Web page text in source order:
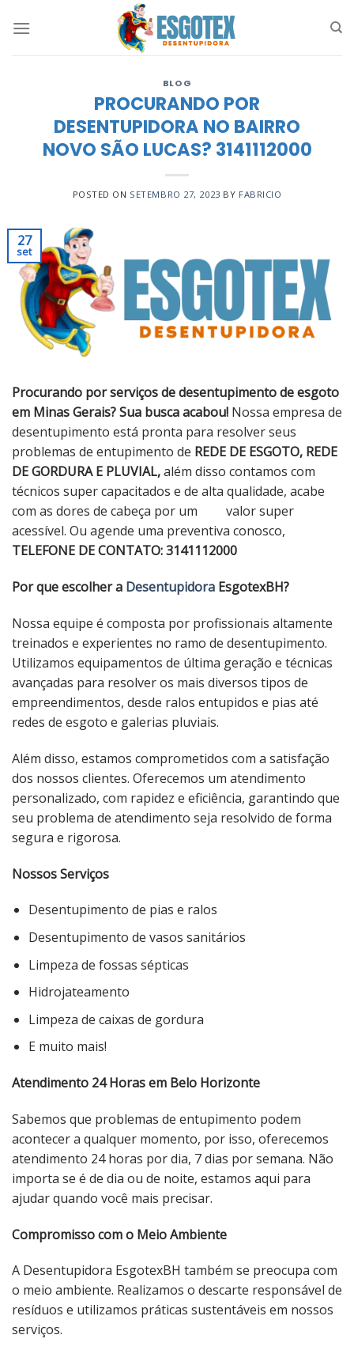
BLOG
PROCURANDO POR
DESENTUPIDORA NO BAIRRO
NOVO SÃO LUCAS? 3141112000
POSTED ON SETEMBRO 27, 2023 BY FABRICIO
27
set
Procurando por serviços de desentupimento de esgoto
em Minas Gerais? Sua busca acabou! Nossa empresa de
desentupimento está pronta para resolver seus
problemas de entupimento de REDE DE ESGOTO, REDE
DE GORDURA E PLUVIAL,além disso contamos com
técnicos super capacitados e de alta qualidade, acabe
com as dores de cabeça por um valor super
acessível. Ou agende uma preventiva conosco,
TELEFONE DE CONTATO: 3141112000
Por que escolher a Desentupidora EsgotexBH?
Nossa equipe é composta por profissionais altamente
treinados e experientes no ramo de desentupimento.
Utilizamos equipamentos de última geração e técnicas
avançadas para resolver os mais diversos tipos de
empreendimentos, desde ralos entupidos e pias até
redes de esgoto e galerias pluviais.
Além disso, estamos comprometidos com a satisfação
dos nossos clientes. Oferecemos um atendimento
personalizado, com rapidez e eficiência, garantindo que
seu problema de atendimento seja resolvido de forma
segura e rigorosa.
Nossos Serviços
Desentupimento de pias e ralos
Desentupimento de vasos sanitários
Limpeza de fossas sépticas
Hidrojateamento
Limpeza de caixas de gordura
E muito mais!
Atendimento 24 Horas em Belo Horizonte
Sabemos que problemas de entupimento podem
acontecer a qualquer momento, por isso, oferecemos
atendimento 24 horas por dia, 7 dias por semana. Não
importa se é de dia ou de noite, estamos aqui para
ajudar quando você mais precisar.
Compromisso com o Meio Ambiente
A Desentupidora EsgotexBH também se preocupa com
o meio ambiente. Realizamos o descarte responsável de
resíduos e utilizamos práticas sustentáveis ​​em nossos
serviços.